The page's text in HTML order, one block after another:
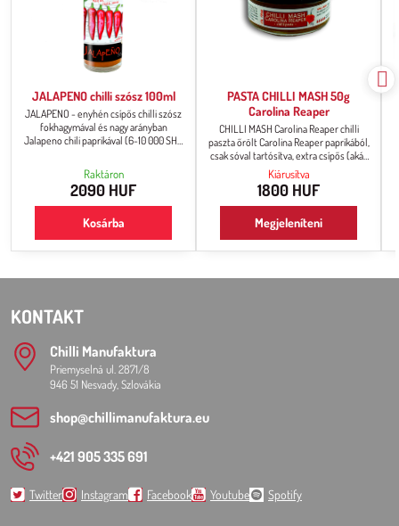
JALAPENO chilli szósz 100ml
JALAPENO - enyhén csípős chilli szósz
fokhagymával és nagy arányban
Jalapeno chili paprikával (6-10 000 SHU
önmagában, chipsekkel vagy nacho-val
családi vagy barátai körben.
Raktáron
2090 HUF
Kosárba
PASTA CHILLI MASH 50g
Carolina Reaper
CHILLI MASH Carolina Reaper chilli
paszta őrölt Carolina Reaper paprikából,
csak sóval tartósítva, extra csípős (akár
2 millió SHU), közvetlen fogyasztásra.
Az állaga sűrű, pépes.
Kiárusítva
1800 HUF
Megjeleníteni
KONTAKT
Chilli Manufaktura
Priemyselná ul. 2871/8
946 51 Nesvady, Szlovákia
shop​@chillimanufaktura​.eu
+421 905 335 691
Twitter Instagram Facebook Youtube Spotify